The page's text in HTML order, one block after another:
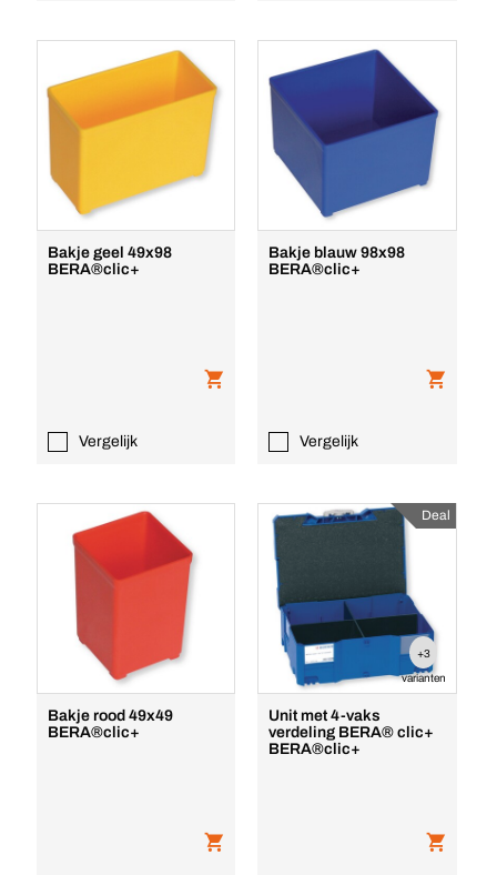
Bakje geel 49x98
BERA®clic+
Vergelijk
Bakje blauw 98x98
BERA®clic+
Vergelijk
Bakje rood 49x49
BERA®clic+
Deal
+3
varianten
Unit met 4-vaks
verdeling BERA® clic+
BERA®clic+